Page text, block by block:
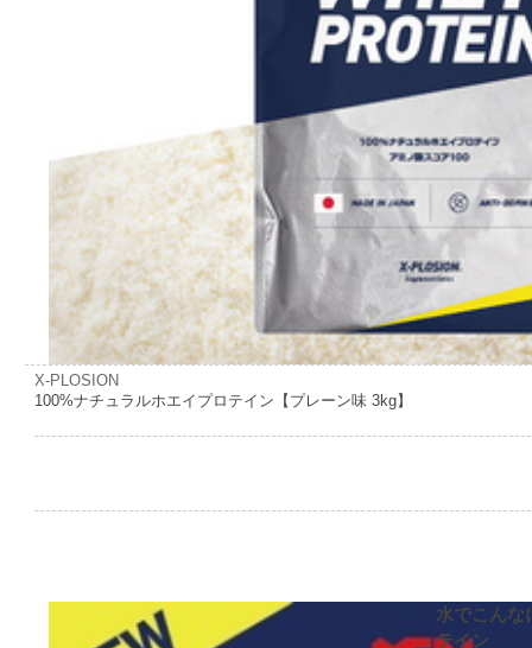
X-PLOSION
100%ナチュラルホエイプロテイン【プレーン味 3kg】
水でこんな
テイン